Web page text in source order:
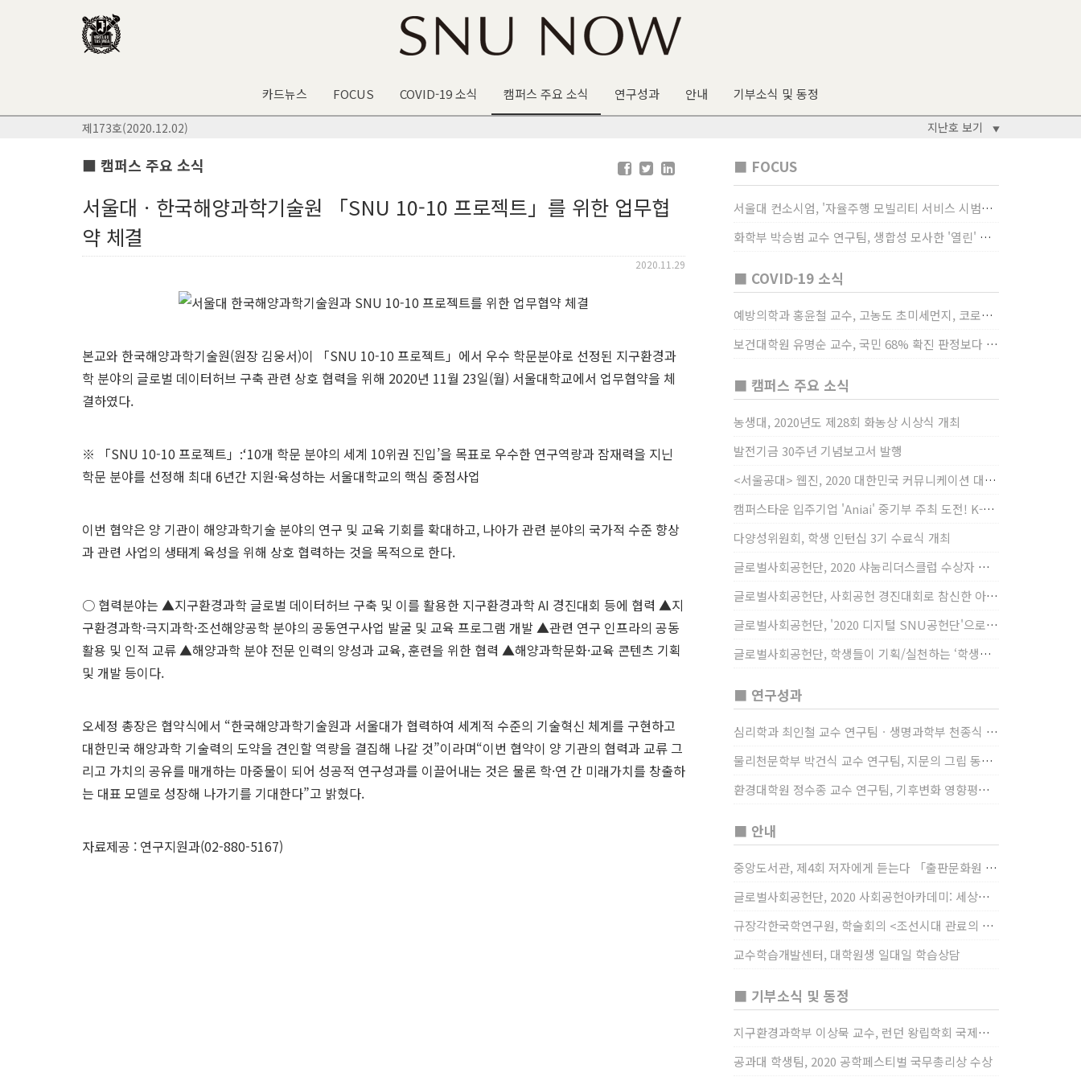
카드뉴스 FOCUS COVID-19 소식 캠퍼스 주요 소식 연구성과 안내 기부소식 및 동정
제173호(2020.12.02) 지난호 보기 ▼
■ 캠퍼스 주요 소식
서울대ㆍ한국해양과학기술원 「SNU 10-10 프로젝트」를 위한 업무협
약 체결
2020.11.29
본교와 한국해양과학기술원(원장 김웅서)이 「SNU 10-10 프로젝트」에서 우수 학문분야로 선정된 지구환경과
학 분야의 글로벌 데이터허브 구축 관련 상호 협력을 위해 2020년 11월 23일(월) 서울대학교에서 업무협약을 체
결하였다.
※ 「SNU 10-10 프로젝트」:‘10개 학문 분야의 세계 10위권 진입’을 목표로 우수한 연구역량과 잠재력을 지닌
학문 분야를 선정해 최대 6년간 지원·육성하는 서울대학교의 핵심 중점사업
이번 협약은 양 기관이 해양과학기술 분야의 연구 및 교육 기회를 확대하고, 나아가 관련 분야의 국가적 수준 향상
과 관련 사업의 생태계 육성을 위해 상호 협력하는 것을 목적으로 한다.
○ 협력분야는 ▲지구환경과학 글로벌 데이터허브 구축 및 이를 활용한 지구환경과학 AI 경진대회 등에 협력 ▲지
구환경과학·극지과학·조선해양공학 분야의 공동연구사업 발굴 및 교육 프로그램 개발 ▲관련 연구 인프라의 공동
활용 및 인적 교류 ▲해양과학 분야 전문 인력의 양성과 교육, 훈련을 위한 협력 ▲해양과학문화·교육 콘텐츠 기획
및 개발 등이다.
오세정 총장은 협약식에서 “한국해양과학기술원과 서울대가 협력하여 세계적 수준의 기술혁신 체계를 구현하고
대한민국 해양과학 기술력의 도약을 견인할 역량을 결집해 나갈 것”이라며“이번 협약이 양 기관의 협력과 교류 그
리고 가치의 공유를 매개하는 마중물이 되어 성공적 연구성과를 이끌어내는 것은 물론 학·연 간 미래가치를 창출하
는 대표 모델로 성장해 나가기를 기대한다”고 밝혔다.
자료제공 : 연구지원과(02-880-5167)
■ FOCUS
서울대 컨소시엄, '자율주행 모빌리티 서비스 시범사업' 수행
화학부 박승범 교수 연구팀, 생합성 모사한 '열린' 비타민 B3 합성법 개발
■ COVID-19 소식
예방의학과 홍윤철 교수, 고농도 초미세먼지, 코로나19 발병률·치명률 높인다
보건대학원 유명순 교수, 국민 68% 확진 판정보다 걸렸단 이유로 비난받는 걸 더 두려해
■ 캠퍼스 주요 소식
농생대, 2020년도 제28회 화농상 시상식 개최
발전기금 30주년 기념보고서 발행
<서울공대> 웹진, 2020 대한민국 커뮤니케이션 대상 창간사보 부문 최우수상 선정
캠퍼스타운 입주기업 'Aniai' 중기부 주최 도전! K-스타트업 대상 수상
다양성위원회, 학생 인턴십 3기 수료식 개최
글로벌사회공헌단, 2020 샤눔리더스클럽 수상자 시상
글로벌사회공헌단, 사회공헌 경진대회로 참신한 아이디어 발굴, 지원
글로벌사회공헌단, '2020 디지털 SNU공헌단'으로 새로운 사회공헌에 도전
글로벌사회공헌단, 학생들이 기획/실천하는 ‘학생사회공헌단 프로젝트’ 진행
■ 연구성과
심리학과 최인철 교수 연구팀ㆍ생명과학부 천종식 교수 연구팀, 장내 마이크로바이옴과 정서적 웰빙간 관계 규명
물리천문학부 박건식 교수 연구팀, 지문의 그립 동작에서의 역할 및 원리 규명
환경대학원 정수종 교수 연구팀, 기후변화 영향평가 모형을 통해 기후변화에 따른 급격한 토양수분의 감소가 발생하는 지역과 시간을 규명
■ 안내
중앙도서관, 제4회 저자에게 듣는다 「출판문화원 저술강연 개최」(12/17)
글로벌사회공헌단, 2020 사회공헌아카데미: 세상을 바꾸는 가슴 따뜻한 나눔(12/23~24)
규장각한국학연구원, 학술회의 <조선시대 관료의 인사> (12/22)
교수학습개발센터, 대학원생 일대일 학습상담
■ 기부소식 및 동정
지구환경과학부 이상묵 교수, 런던 왕립학회 국제장애인의 날 기념 “전 세계 장애가 있는 과학자”에 소개
공과대 학생팀, 2020 공학페스티벌 국무총리상 수상